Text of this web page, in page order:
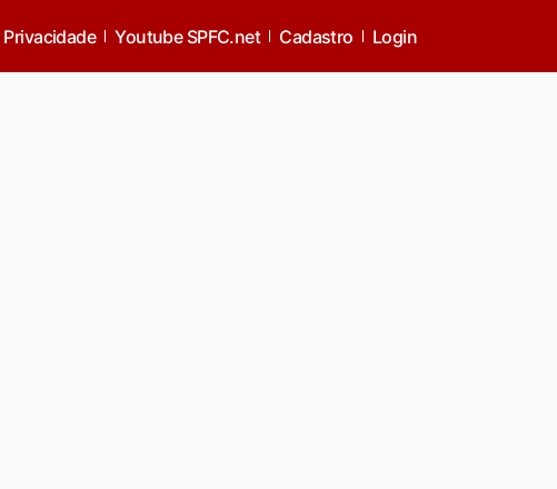
Privacidade Youtube SPFC.net Cadastro Login